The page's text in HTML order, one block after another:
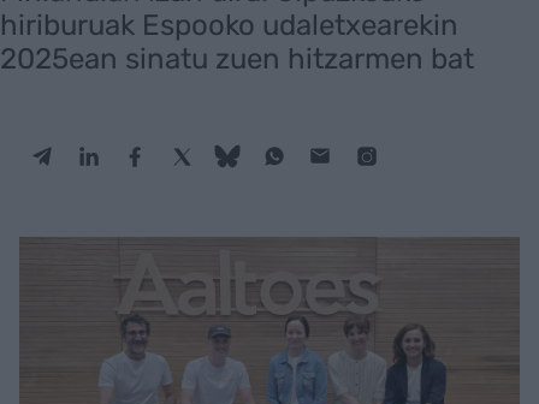
hiriburuak Espooko udaletxearekin
2025ean sinatu zuen hitzarmen bat